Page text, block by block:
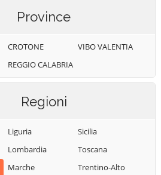
Province
CROTONE
REGGIO CALABRIA
VIBO VALENTIA
Regioni
Liguria
Lombardia
Marche
Sicilia
Toscana
Trentino-Alto